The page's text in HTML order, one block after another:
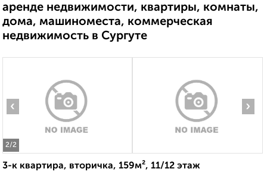
аренде недвижимости, квартиры, комнаты,
дома, машиноместа, коммерческая
недвижимость в Сургуте
2/2
‹ ›
3-к квартира, вторичка, 159м², 11/12 этаж